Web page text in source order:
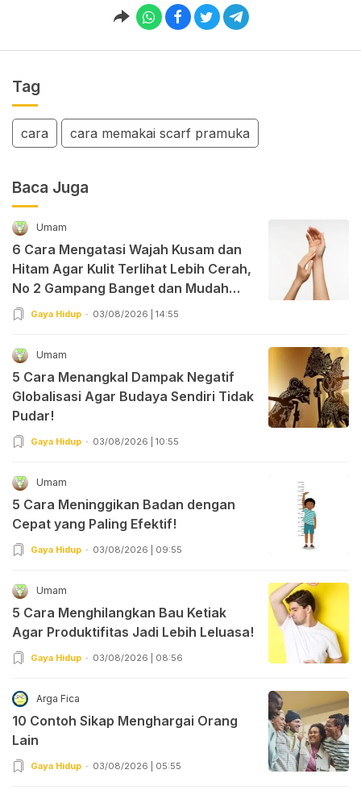
Tag
cara cara memakai scarf pramuka
Baca Juga
Umam
6 Cara Mengatasi Wajah Kusam dan
Hitam Agar Kulit Terlihat Lebih Cerah,
No 2 Gampang Banget dan Mudah
Dipraktekkan!
Gaya Hidup 03/08/2026 | 14:55
Umam
5 Cara Menangkal Dampak Negatif
Globalisasi Agar Budaya Sendiri Tidak
Pudar!
Gaya Hidup 03/08/2026 | 10:55
Umam
5 Cara Meninggikan Badan dengan
Cepat yang Paling Efektif!
Gaya Hidup 03/08/2026 | 09:55
Umam
5 Cara Menghilangkan Bau Ketiak
Agar Produktifitas Jadi Lebih Leluasa!
Gaya Hidup 03/08/2026 | 08:56
Arga Fica
10 Contoh Sikap Menghargai Orang
Lain
Gaya Hidup 03/08/2026 | 05:55